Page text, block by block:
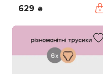
629 ₴